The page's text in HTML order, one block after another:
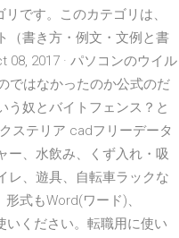
です。このカテゴリは、
（書き方・例文・文例と書
2017 · パソコンのウイル
ではなかったのか公式のだ
う奴とバイトフェンス？と
ステリア cadフリーデータ
ー、水飲み、くず入れ・吸
レ、遊具、自転車ラックな
式もWord(ワード)、
いください。転職用に使い